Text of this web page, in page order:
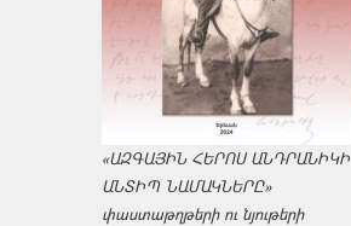
«ԱԶԳԱՅԻՆ ՀԵՐՈՍ ԱՆԴՐԱՆԻԿԻ
ԱՆՏԻՊ ՆԱՄԱԿՆԵՐԸ»
փաստաթղթերի ու նյութերի